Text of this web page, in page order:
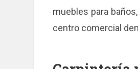
muebles para
centro comercial